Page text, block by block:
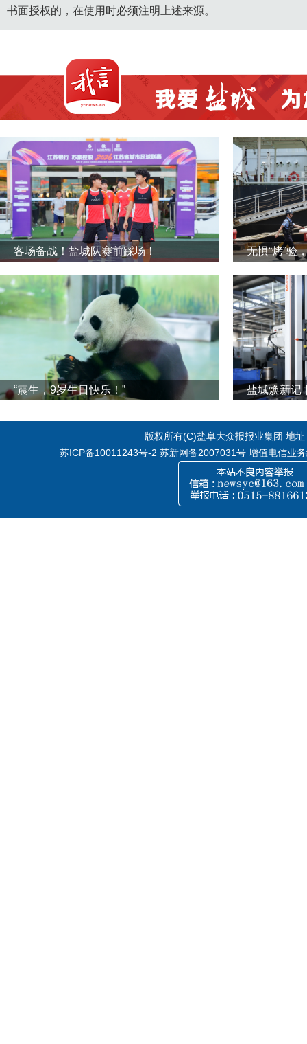
书面授权的，在使用时必须注明上述来源。
客场备战！盐城队赛前踩场！ 无惧“烤”验
“震生，9岁生日快乐！”
版权所有(C)盐阜大众报报业集团 地
苏ICP备10011243号-2 苏新网备2007031号 增值电信业